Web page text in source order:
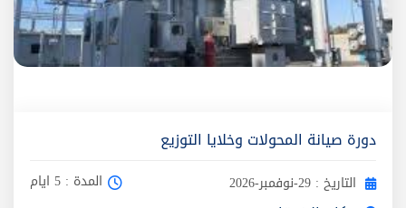
دورة صيانة المحولات وخلايا التوزيع
التاريخ : 29-نوفمبر-2026 المدة : 5 ايام